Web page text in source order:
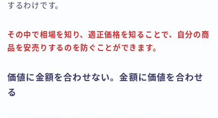
するわけです。
その中で相場を知り、適正価格を知ることで、自分の商
品を安売りするのを防ぐことができます。
価値に金額を合わせない。金額に価値を合わせ
る